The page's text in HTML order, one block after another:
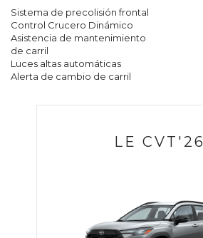
Sistema de precolisión frontal
Control Crucero Dinámico
Asistencia de mantenimiento
de carril
Luces altas automáticas
Alerta de cambio de carril
LE CVT'26